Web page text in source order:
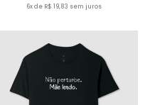
6x de R$ 19,83 sem juros